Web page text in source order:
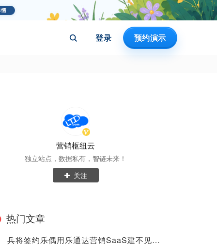
登录 预约演示
营销枢纽云
独立站点，数据私有，智链未来！
关注
热门文章
兵将签约乐偶用乐通达营销SaaS建不见面营销平台，提升企业品牌力量